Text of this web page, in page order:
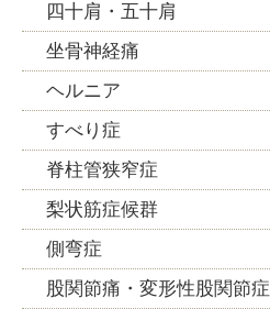
四十肩・五十肩
坐骨神経痛
ヘルニア
すべり症
脊柱管狭窄症
梨状筋症候群
側弯症
股関節痛・変形性股関節症